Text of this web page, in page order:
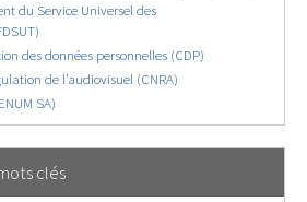
du Service Universel des
des données personnelles (CDP)
de l’audiovisuel (CNRA)
SA)
clés